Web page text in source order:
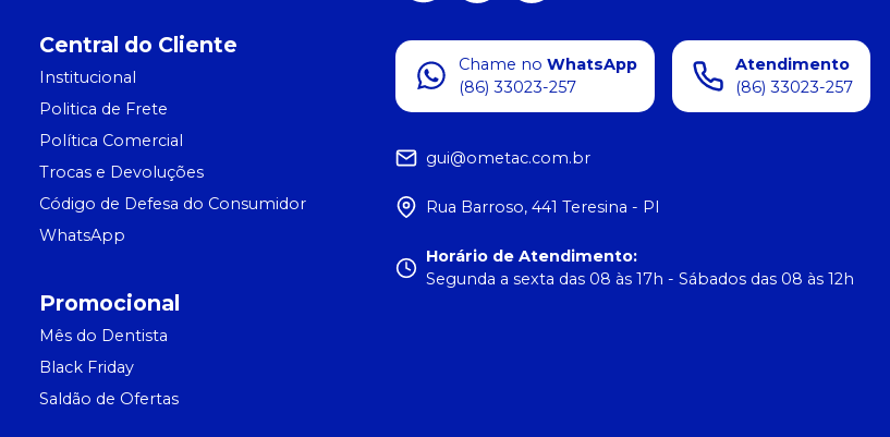
Central do Cliente
Institucional
Politica de Frete
Política Comercial
Trocas e Devoluções
Código de Defesa do Consumidor
WhatsApp
Promocional
Mês do Dentista
Black Friday
Saldão de Ofertas
Chame no WhatsApp
(86) 33023-257
Atendimento
(86) 33023-257
gui@ometac.com.br
Rua Barroso, 441 Teresina - PI
Horário de Atendimento:
Segunda a sexta das 08 às 17h - Sábados das 08 às 12h